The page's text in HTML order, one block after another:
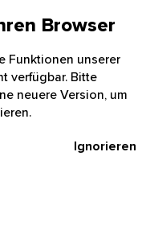
Browser
Funktionen unserer
verfügbar. Bitte
neuere Version, um
Ignorieren